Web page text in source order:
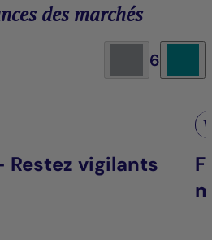
des marchés
6
vigilants